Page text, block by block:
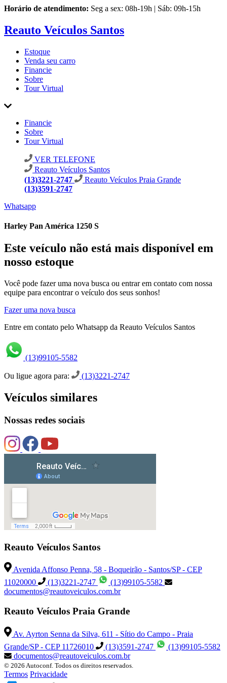
Horário de atendimento: Seg a sex: 08h-19h | Sáb: 09h-15h
Reauto Veículos Santos
Estoque
Venda seu carro
Financie
Sobre
Tour Virtual
Financie
Sobre
Tour Virtual
VER TELEFONE
Reauto Veículos Santos
(13)3221-2747
Reauto Veículos Praia Grande
(13)3591-2747
Whatsapp
Harley Pan América 1250 S
Este veículo não está mais disponível em
nosso estoque
Você pode fazer uma nova busca ou entrar em contato com nossa
equipe para encontrar o veículo dos seus sonhos!
Fazer uma nova busca
Entre em contato pelo Whatsapp da Reauto Veículos Santos
(13)99105-5582
Ou ligue agora para: (13)3221-2747
Veículos similares
Nossas redes sociais
Reauto Veículos Santos
Avenida Affonso Penna, 58 - Boqueirão - Santos/SP - CEP
11020000
(13)3221-2747
(13)99105-5582
documentos@reautoveiculos.com.br
Reauto Veículos Praia Grande
Av. Ayrton Senna da Silva, 611 - Sítio do Campo - Praia
Grande/SP - CEP 11726010
(13)3591-2747
(13)99105-5582
documentos@reautoveiculos.com.br
© 2026 Autoconf. Todos os direitos reservados.
Termos Privacidade